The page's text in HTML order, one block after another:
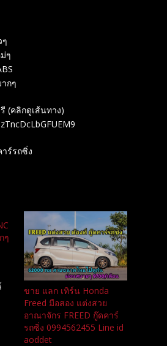
ๆ
กๆ
(คลิกดูเส้นทาง)
ร์รถซิ่ง
ๆ
ขาย แลก เทิร์น Honda
Freed มือสอง แต่งสวย
อาณาจักร FREED กู๊ดคาร์
รถซิ่ง 0994562455 Line id
aoddet